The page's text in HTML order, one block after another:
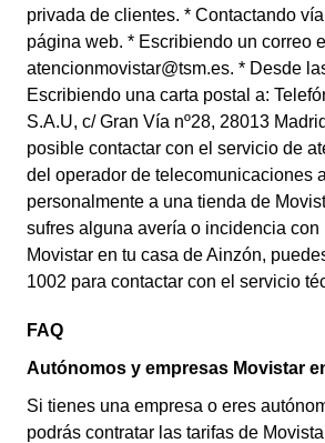
privada de clientes. * Contactando
página web. * Escribiendo un correo
atencionmovistar@tsm.es. * Desde
Escribiendo una carta postal a:
S.A.U, c/ Gran Vía nº28, 28013
posible contactar con el servicio de
del operador de telecomunicaciones
personalmente a una tienda de
sufres alguna avería o incidencia con
Movistar en tu casa de Ainzón,
1002 para contactar con el servicio
FAQ
Autónomos y empresas Movistar
Si tienes una empresa o eres
podrás contratar las tarifas de